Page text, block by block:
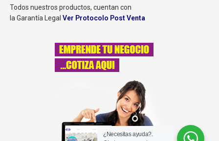
Todos nuestros productos, cuentan con
la Garantía Legal Ver Protocolo Post Venta
¿Necesitas ayuda?.